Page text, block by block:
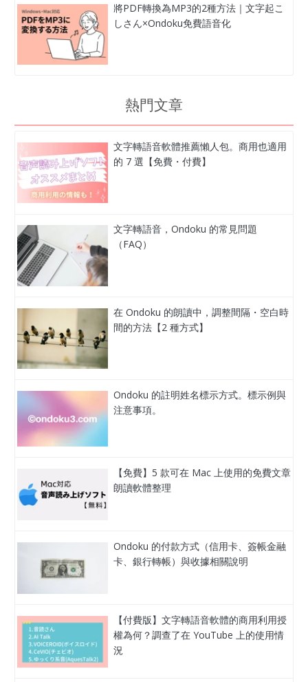
將PDF轉換為MP3的2種方法｜文字起こ
しさん×Ondoku免費語音化
熱門文章
文字轉語音軟體推薦懶人包。商用也適用
的 7 選【免費・付費】
文字轉語音，Ondoku 的常見問題
（FAQ）
在 Ondoku 的朗讀中，調整間隔・空白時
間的方法【2 種方式】
Ondoku 的註明姓名標示方式。標示例與
注意事項。
【免費】5 款可在 Mac 上使用的免費文章
朗讀軟體整理
Ondoku 的付款方式（信用卡、簽帳金融
卡、銀行轉帳）與收據相關說明
【付費版】文字轉語音軟體的商用利用授
權為何？調查了在 YouTube 上的使用情
況